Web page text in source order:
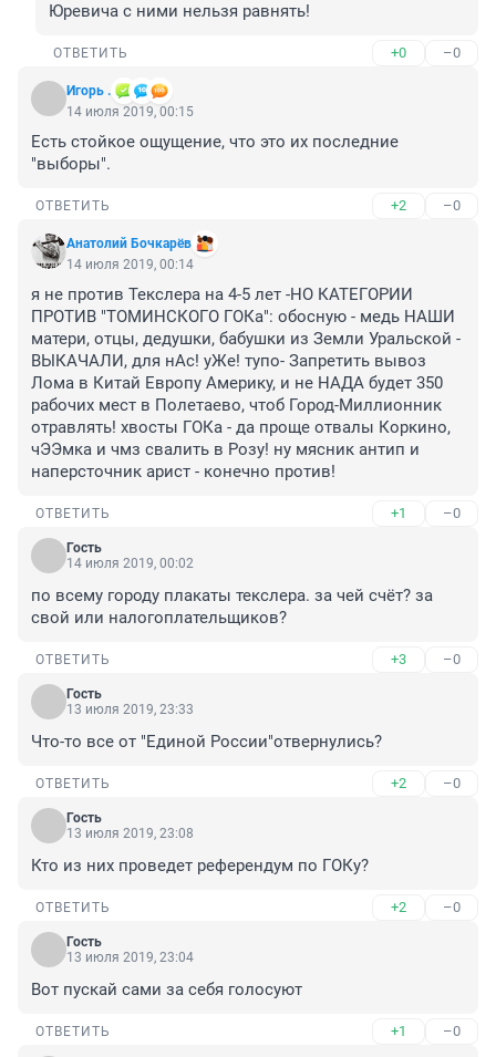
Юревича с ними нельзя равнять!
ОТВЕТИТЬ +0 –0
Игорь .
14 июля 2019, 00:15
Есть стойкое ощущение, что это их последние
"выборы".
ОТВЕТИТЬ +2 –0
Анатолий Бочкарёв
14 июля 2019, 00:14
я не против Текслера на 4-5 лет -НО КАТЕГОРИИ
ПРОТИВ "ТОМИНСКОГО ГОКа": обосную - медь НАШИ
матери, отцы, дедушки, бабушки из Земли Уральской -
ВЫКАЧАЛИ, для нАс! уЖе! тупо- Запретить вывоз
Лома в Китай Европу Америку, и не НАДА будет 350
рабочих мест в Полетаево, чтоб Город-Миллионник
отравлять! хвосты ГОКа - да проще отвалы Коркино,
чЭЭмка и чмз свалить в Розу! ну мясник антип и
наперсточник арист - конечно против!
ОТВЕТИТЬ +1 –0
Гость
14 июля 2019, 00:02
по всему городу плакаты текслера. за чей счёт? за
свой или налогоплательщиков?
ОТВЕТИТЬ +3 –0
Гость
13 июля 2019, 23:33
Что-то все от "Единой России"отвернулись?
ОТВЕТИТЬ +2 –0
Гость
13 июля 2019, 23:08
Кто из них проведет референдум по ГОКу?
ОТВЕТИТЬ +2 –0
Гость
13 июля 2019, 23:04
Вот пускай сами за себя голосуют
ОТВЕТИТЬ +1 –0